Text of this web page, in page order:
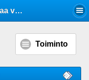
Ensimmäistä kertaa vaunua katsastamassa
Toiminto